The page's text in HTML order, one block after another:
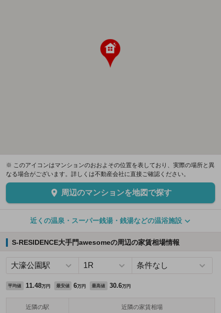
※ このアイコンはマンションのおおよその位置を表しており、実際の場所と異
なる場合がございます。詳しくは不動産会社に直接ご確認ください。
周辺のマンションを地図で探す
近くの温泉・スーパー銭湯・銭湯などの温浴施設
S-RESIDENCE大手門awesomeの周辺の家賃相場情報
平均値 11.48万円 最安値 6万円 最高値 30.6万円
近隣の駅 近隣の家賃相場